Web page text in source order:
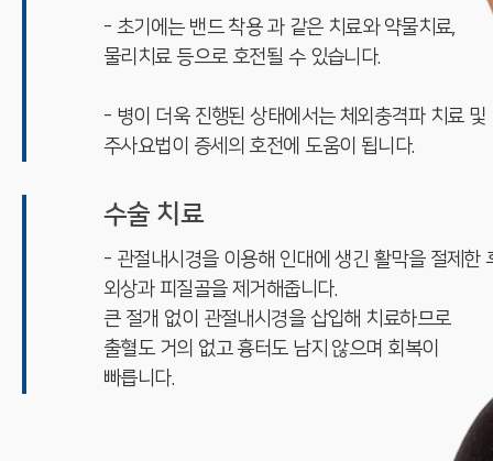
- 초기에는 밴드 착용 과 같은 치료와 약물치료,
물리치료 등으로 호전될 수 있습니다.
- 병이 더욱 진행된 상태에서는 체외충격파 치료 및
주사요법이 증세의 호전에 도움이 됩니다.
수술 치료
- 관절내시경을 이용해 인대에 생긴 활막을 절제한
외상과 피질골을 제거해줍니다.
큰 절개 없이 관절내시경을 삽입해 치료하므로
출혈도 거의 없고 흉터도 남지 않으며 회복이
빠릅니다.